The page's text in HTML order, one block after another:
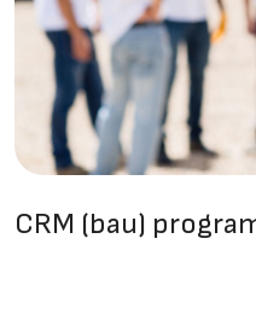
CRM (bau)